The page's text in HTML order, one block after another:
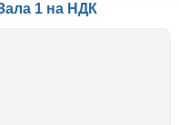
1 на НДК